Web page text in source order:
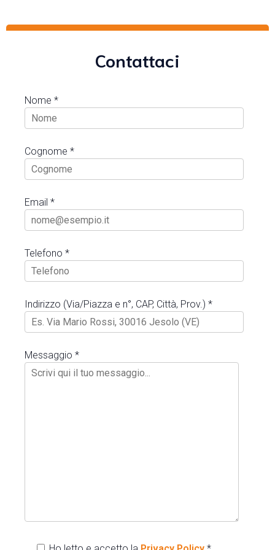
Contattaci
Nome *
Cognome *
Email *
Telefono *
Indirizzo (Via/Piazza e n°, CAP, Città, Prov.) *
Messaggio *